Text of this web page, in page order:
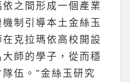
之間形成一個產業
制引導本土金絲玉
克拉瑪依高校開設
師的學子，從而穩
伍。”金絲玉研究